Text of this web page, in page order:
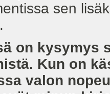
sen
on kysymys
Kun on
valon